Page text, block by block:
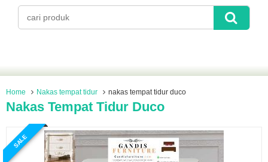
Home Nakas tempat tidur nakas tempat tidur duco
Nakas Tempat Tidur Duco
SALE